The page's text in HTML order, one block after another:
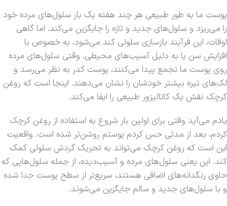
پوست ما به طور طبیعی هر چند هفته یک بار سلول‌های مرده خود
را می‌ریزد و سلول‌های جدید و تازه را جایگزین می‌کند. اما گاهی
اوقات، این فرآیند بازسازی سلولی کند می‌شود، به خصوص با
افزایش سن یا به دلیل آسیب‌های محیطی. وقتی سلول‌های مرده
روی پوست ما تجمع پیدا می‌کنند، پوست کدر به نظر می‌رسد و
لک‌های تیره بیشتر خودشان را نشان می‌دهند. اینجا است که روغن
کرچک نقش یک کاتالیزور طبیعی را ایفا می‌کند.
یادم می‌آید وقتی برای اولین بار شروع به استفاده از روغن کرچک
کردم، بعد از مدتی حس کردم پوستم روشن‌تر شده است. واقعیت
این است که روغن کرچک می‌تواند به تحریک گردش سلولی کمک
کند. این یعنی سلول‌های مرده و آسیب‌دیده، از جمله سلول‌هایی که
حاوی رنگدانه‌های اضافی هستند، سریع‌تر از سطح پوست جدا شده
و با سلول‌های جدید و سالم جایگزین می‌شوند.